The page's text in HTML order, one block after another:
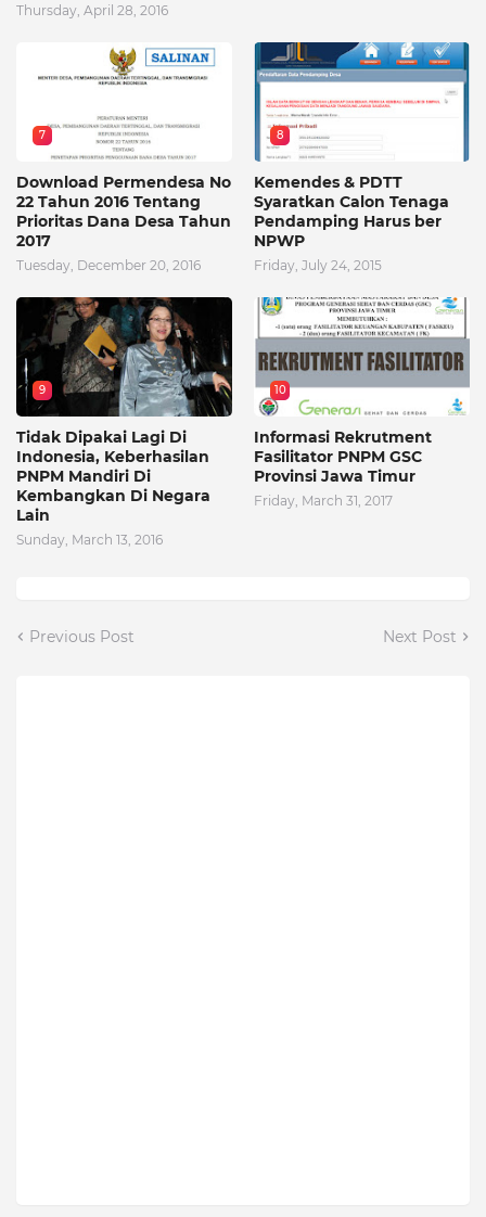
Thursday, April 28, 2016
7
Download Permendesa No
22 Tahun 2016 Tentang
Prioritas Dana Desa Tahun
2017
Tuesday, December 20, 2016
8
Kemendes & PDTT
Syaratkan Calon Tenaga
Pendamping Harus ber
NPWP
Friday, July 24, 2015
9
Tidak Dipakai Lagi Di
Indonesia, Keberhasilan
PNPM Mandiri Di
Kembangkan Di Negara
Lain
Sunday, March 13, 2016
10
Informasi Rekrutment
Fasilitator PNPM GSC
Provinsi Jawa Timur
Friday, March 31, 2017
Previous Post Next Post